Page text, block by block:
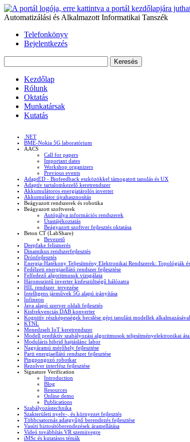
Automatizálási és Alkalmazott Informatikai Tanszék
Telefonkönyv
Bejelentkezés
Kezdőlap
Rólunk
Oktatás
Munkatársak
Kutatás
.NET
BME-Nokia 5G laboratórium
AACS
Call for papers
Important dates
Workshop organizers
Previous events
AdaptED - Biofeedback eszközökkel támogatott tanulás és UX
Adaptív tartalomkezelő keretrendszer
Akkumulátoros energiatárolós inverter
Akkumulátor újrahasznosítás
Beágyazott rendszerek és robotika
Beágyazott szoftverek
Autópálya információs rendszerek
Utastájékoztatás
Beágyazott szoftver fejlesztés oktatása
Beton CT (LabShare)
Bevezető
Deepfake felismerés
Dinamikus rendszerfejlesztés
Drónfejlesztés
Energia-Hatékony Teljesítmény Elektronikai Rendszerek: Topológiák
Fedélzeti energiaellátó rendszer fejlesztése
Felfedező algoritmusok vizsgálata
Háromszintű inverter kisfeszültségű hálózatra
HIL rendszer tervezése
Intelligens járművek 5G alapú irányítása
Infineon
Java alapú szerver oldali fejlesztés
Kisfrekvenciás DAB konverter
Kognitív részképességek becslése gépi tanulási modellek alkalmazásával
KTNL
Menedzselt IoT keretrendszer
Modell prediktív szabályozási algoritmusok teljesítményelektronikai
Moduláris hibrid hajtáslánc labor
Nagyáramú mérőhely fejlesztése
Parti energiaellátó rendszer fejlesztése
Pingpongozó robotkar
Rezolver interfész fejlesztése
Signature Verification
Introduction
Blog
Resources
Online demo
Publications
Szabályozástechnika
Szakterületi nyelv-, és környezet fejlesztés
Többcsatornás adatgyűjtő berendezés fejlesztése
Vasúti biztosítóberendezések áramellátása
Videó továbbítás VR szemüvegre
iMSc és kutatásos témák